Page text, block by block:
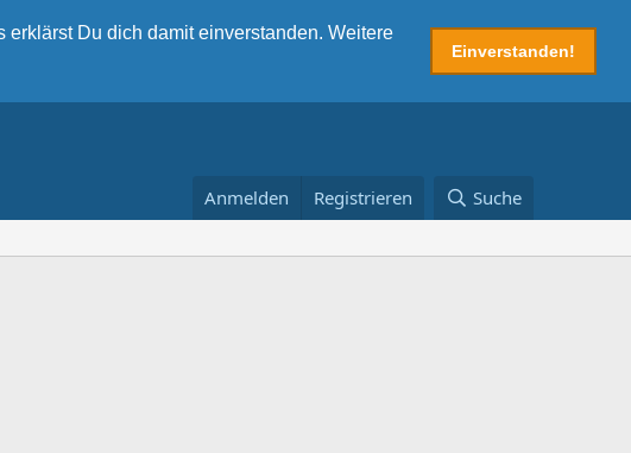
Du dich damit einverstanden. Weitere
Einverstanden!
Anmelden Registrieren Suche